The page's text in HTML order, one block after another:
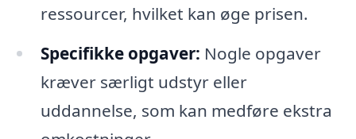
ressourcer, hvilket kan øge prisen.
Specifikke opgaver: Nogle opgaver
kræver særligt udstyr eller
uddannelse, som kan medføre ekstra